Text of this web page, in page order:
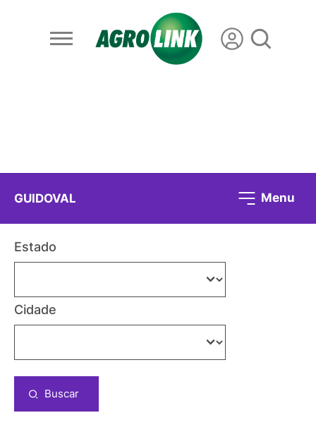
GUIDOVAL Menu
Estado
Cidade
Buscar